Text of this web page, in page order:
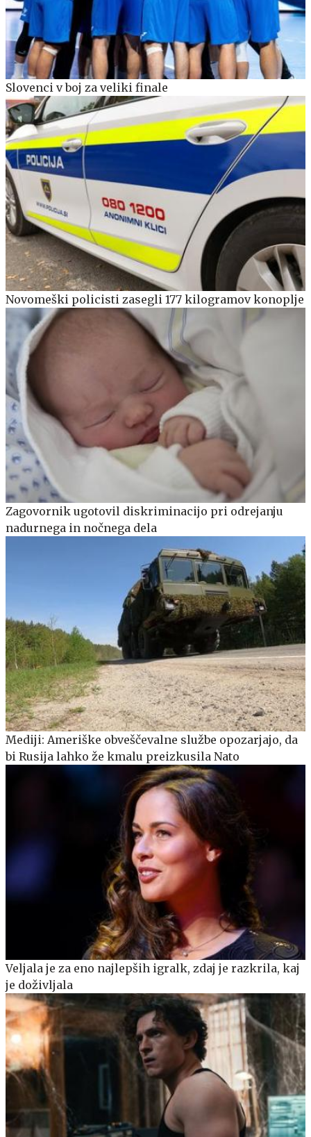
Slovenci v boj za veliki finale
Novomeški policisti zasegli 177 kilogramov konoplje
Zagovornik ugotovil diskriminacijo pri odrejanju
nadurnega in nočnega dela
Mediji: Ameriške obveščevalne službe opozarjajo, da
bi Rusija lahko že kmalu preizkusila Nato
Veljala je za eno najlepših igralk, zdaj je razkrila, kaj
je doživljala